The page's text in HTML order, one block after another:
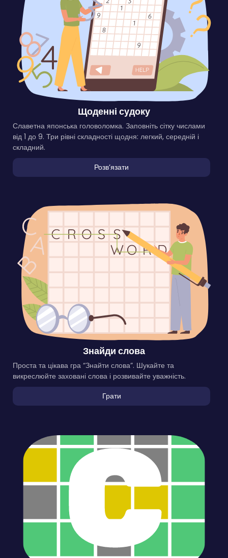
Щоденні судоку
Славетна японська головоломка. Заповніть сітку числами
від 1 до 9. Три рівні складності щодня: легкий, середній і
складний.
Розвʼязати
Знайди слова
Проста та цікава гра “Знайти слова”. Шукайте та
викреслюйте заховані слова і розвивайте уважність.
Грати